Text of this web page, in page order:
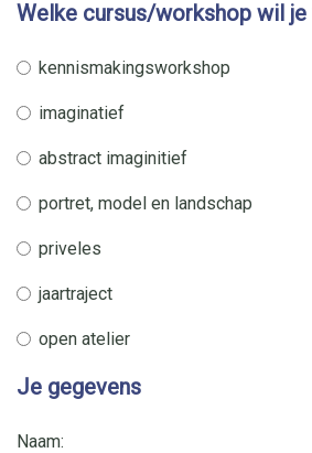
Welke cursus/workshop wil je
kennismakingsworkshop
imaginatief
abstract imaginitief
portret, model en landschap
priveles
jaartraject
open atelier
Je gegevens
Naam: